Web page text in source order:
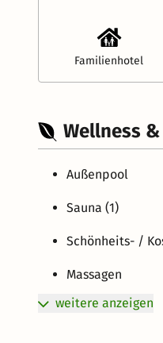
Familienhotel
Wellness
Außenpool
Sauna (1)
Schönheits- /
Massagen
weitere anzeigen